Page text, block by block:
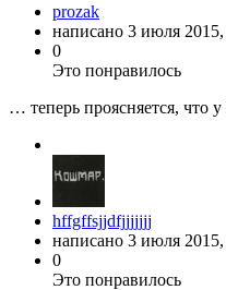
prozak
написано 3 июля
0
Это понравилось
… теперь проясняется,
hffgffsjjdfjjjjjjj
написано 3 июля 2015,
0
Это понравилось